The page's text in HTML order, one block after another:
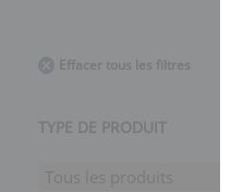
Effacer tous les filtres
TYPE DE PRODUIT